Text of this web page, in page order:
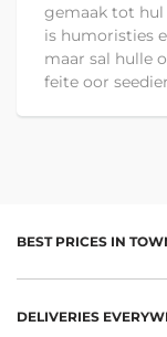
gemaak tot hul
is humoristies
maar sal hulle
feite oor
BEST PRICES IN
DELIVERIES